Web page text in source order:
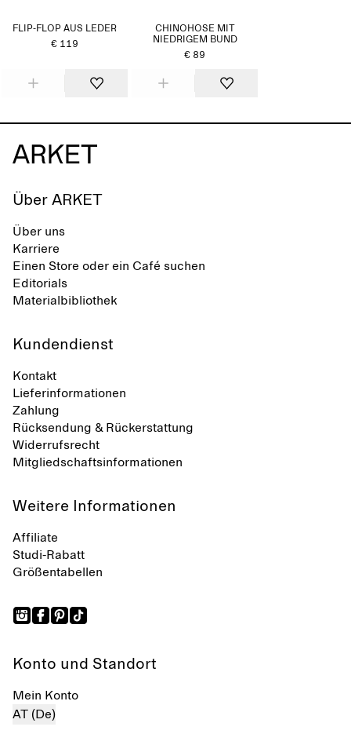
FLIP-FLOP AUS LEDER
€ 119
CHINOHOSE MIT
NIEDRIGEM BUND
€ 89
Über ARKET
Über uns
Karriere
Einen Store oder ein Café suchen
Editorials
Materialbibliothek
Kundendienst
Kontakt
Lieferinformationen
Zahlung
Rücksendung & Rückerstattung
Widerrufsrecht
Mitgliedschaftsinformationen
Weitere Informationen
Affiliate
Studi-Rabatt
Größentabellen
Konto und Standort
Mein Konto
AT (De)